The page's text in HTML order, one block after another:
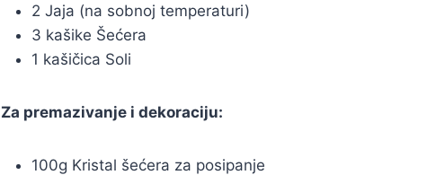
2 Jaja (na sobnoj temperaturi)
3 kašike Šećera
1 kašičica Soli
Za premazivanje i dekoraciju:
100g Kristal šećera za posipanje